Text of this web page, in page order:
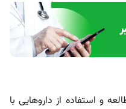
و استفاده از داروهایی با